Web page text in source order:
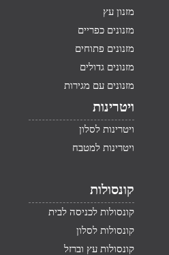
מזנון עץ
מזנונים כפריים
מזנונים פתוחים
מזנונים גדולים
מזנונים עם מגירות
ויטרינות
ויטרינות לסלון
ויטרינות למטבח
קונסולות
קונסולות לכניסה לבית
קונסולות לסלון
קונסולות עץ וברזל